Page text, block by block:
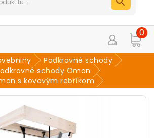
0
Podkrovné schody
schody Oman
s kovovým rebríkom